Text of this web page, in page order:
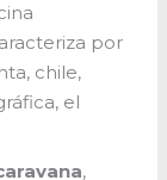
por
chile,
el
,